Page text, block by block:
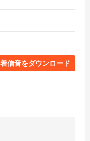
着信音をダウンロード